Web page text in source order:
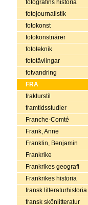
fotografins historia
fotojournalistik
fotokonst
fotokonstnärer
fototeknik
fototävlingar
fotvandring
FRA
frakturstil
framtidsstudier
Franche-Comté
Frank, Anne
Franklin, Benjamin
Frankrike
Frankrikes geografi
Frankrikes historia
fransk litteraturhistoria
fransk skönlitteratur